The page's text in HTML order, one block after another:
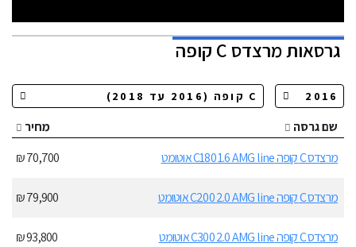
גרסאותמרצדס C קופה
שם גרסה
מחיר
מרצדס C קופה C180 1.6 AMG line אוטומט
70,700 ₪
מרצדס C קופה C200 2.0 AMG line אוטומט 79,900 ₪
מרצדס C קופה C300 2.0 AMG line אוטומט 93,800 ₪